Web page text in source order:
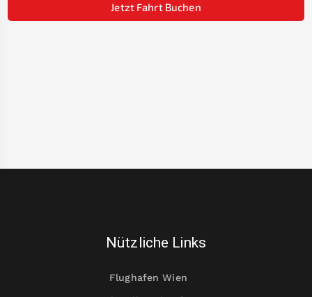
Jetzt Fahrt Buchen
Nützliche Links
Flughafen Wien